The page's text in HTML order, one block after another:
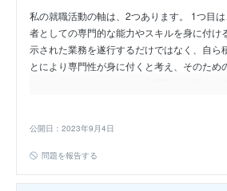
私の就職活動の軸は、2つあります。 1つ目
者としての専門的な能力やスキルを身に付け
示された業務を遂行するだけではなく、自ら
とにより専門性が身に付くと考え、そのため
世界初・業界初を生み出してきた歴史や、若
た。 2つ目は、身に付けた専門性を活かして
し、社会に貢献できることです。未曽有の
ラブでの子ども支援の経験から実感しました
公開日：2023年9月4日
問題を報告する